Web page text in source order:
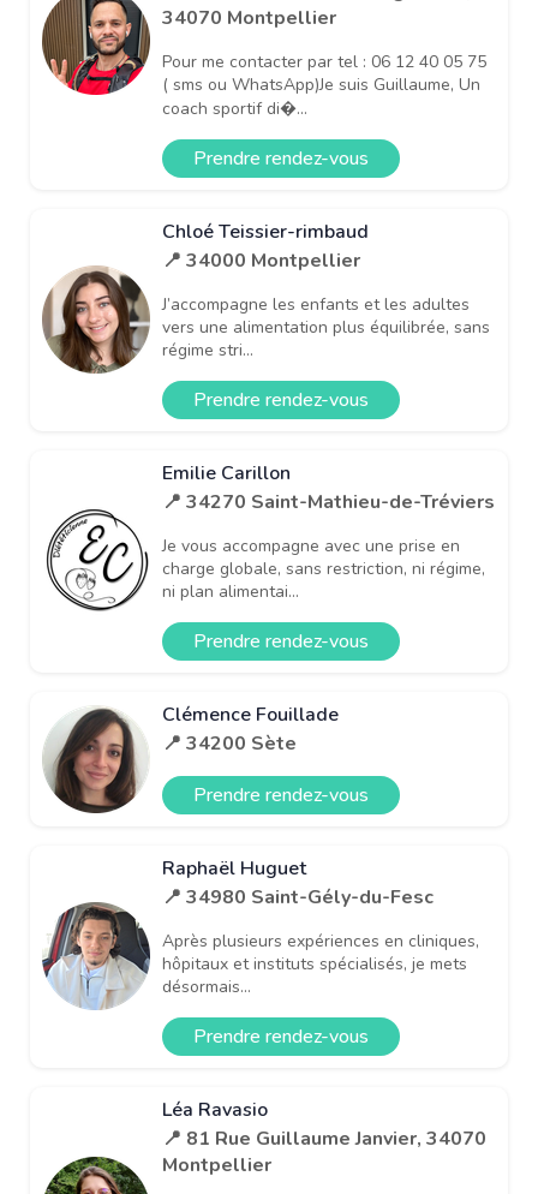
34070 Montpellier
Pour me contacter par tel : 06 12 40 05 75
( sms ou WhatsApp)Je suis Guillaume, Un
coach sportif di�...
Prendre rendez-vous
Chloé Teissier-rimbaud
📍 34000 Montpellier
J’accompagne les enfants et les adultes
vers une alimentation plus équilibrée, sans
régime stri...
Prendre rendez-vous
Emilie Carillon
📍 34270 Saint-Mathieu-de-Tréviers
Je vous accompagne avec une prise en
charge globale, sans restriction, ni régime,
ni plan alimentai...
Prendre rendez-vous
Clémence Fouillade
📍 34200 Sète
Prendre rendez-vous
Raphaël Huguet
📍 34980 Saint-Gély-du-Fesc
Après plusieurs expériences en cliniques,
hôpitaux et instituts spécialisés, je mets
désormais...
Prendre rendez-vous
Léa Ravasio
📍 81 Rue Guillaume Janvier, 34070
Montpellier